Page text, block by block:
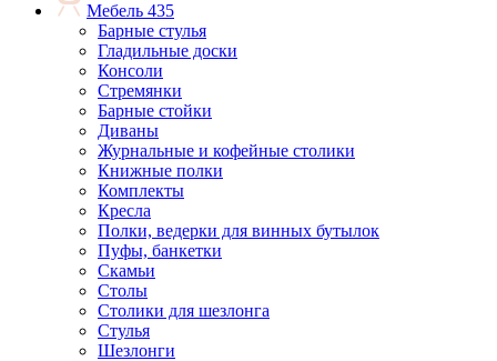
Мебель 435
Барные стулья
Гладильные доски
Консоли
Стремянки
Барные стойки
Диваны
Журнальные и кофейные столики
Книжные полки
Комплекты
Кресла
Полки, ведерки для винных бутылок
Пуфы, банкетки
Скамьи
Столы
Столики для шезлонга
Стулья
Шезлонги